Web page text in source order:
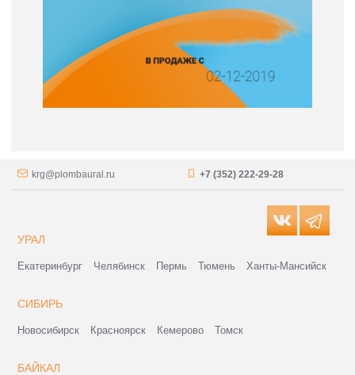
krg@plombaural.ru +7 (352) 222-29-28
УРАЛ
Екатеринбург Челябинск Пермь Тюмень Ханты-Мансийск
СИБИРЬ
Новосибирск Красноярск Кемерово Томск
БАЙКАЛ